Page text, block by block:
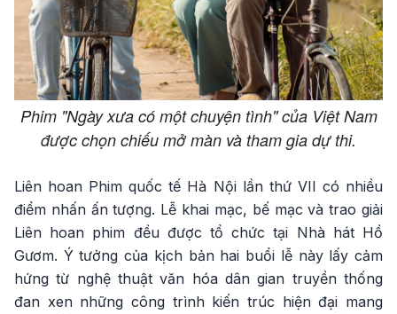
Phim "Ngày xưa có một chuyện tình" của Việt Nam
được chọn chiếu mở màn và tham gia dự thi.
Liên hoan Phim quốc tế Hà Nội lần thứ VII có nhiều
điểm nhấn ấn tượng. Lễ khai mạc, bế mạc và trao giải
Liên hoan phim đều được tổ chức tại Nhà hát Hồ
Gươm. Ý tưởng của kịch bản hai buổi lễ này lấy cảm
hứng từ nghệ thuật văn hóa dân gian truyền thống
đan xen những công trình kiến trúc hiện đại mang